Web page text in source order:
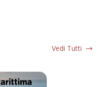
Vedi Tutti